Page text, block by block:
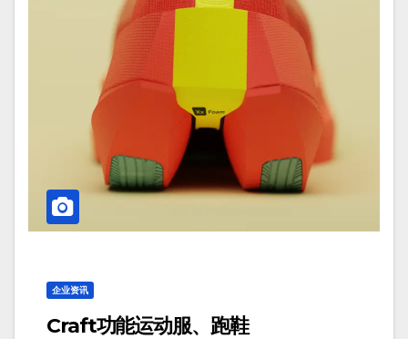
企业资讯
Craft功能运动服、跑鞋